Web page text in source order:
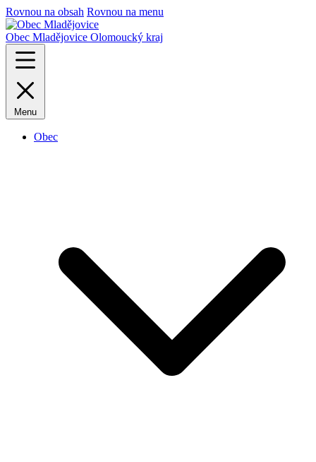
Rovnou na obsah Rovnou na menu
Obec Mladějovice Olomoucký kraj
Menu
Obec